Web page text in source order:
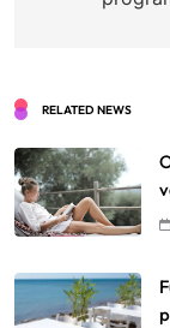
RELATED NEWS